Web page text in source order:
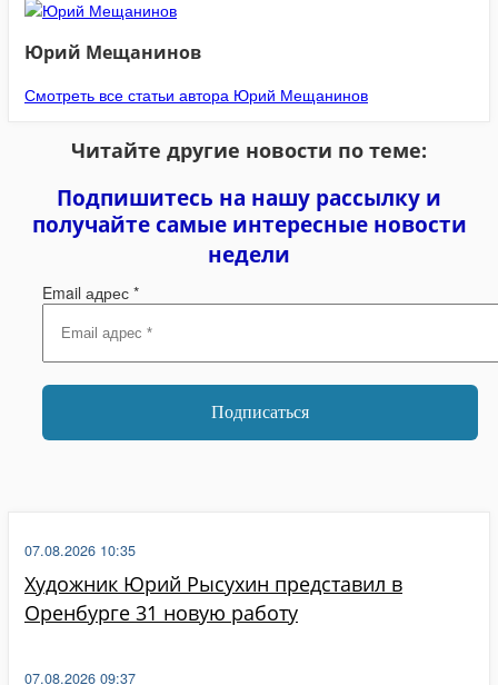
Юрий Мещанинов
Смотреть все статьи автора Юрий Мещанинов
Читайте другие новости по теме:
Подпишитесь на нашу рассылку и
получайте самые интересные новости
недели
Email адрес *
Художник Юрий Рысухин представил в
Оренбурге 31 новую работу
07.08.2026 10:35
07.08.2026 09:37